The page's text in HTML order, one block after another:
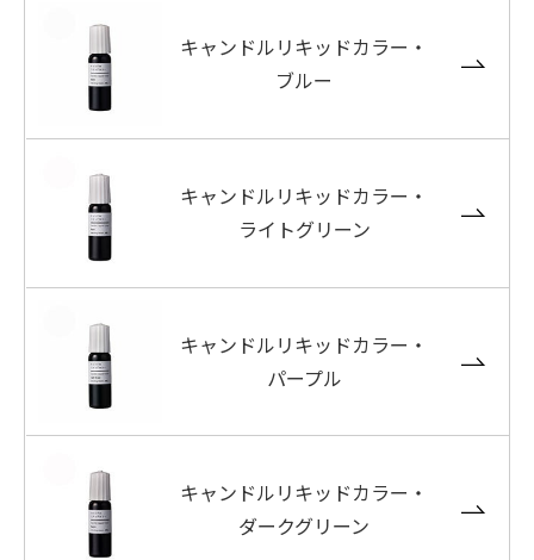
キャンドルリキッドカラー・
ブルー
キャンドルリキッドカラー・
ライトグリーン
キャンドルリキッドカラー・
パープル
キャンドルリキッドカラー・
ダークグリーン